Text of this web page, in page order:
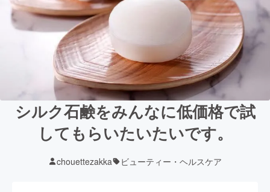
シルク石鹸をみんなに低価格で試
してもらいたいたいです。
chouettezakka ビューティー・ヘルスケア